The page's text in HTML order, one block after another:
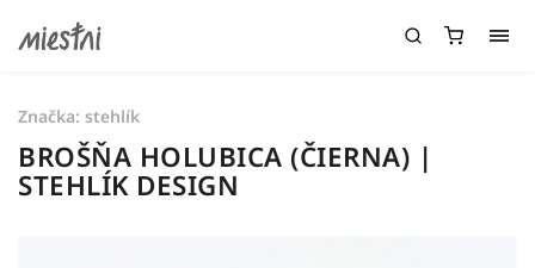
BROŠŇA HOLUBICA (ČIERNA) |
STEHLÍK DESIGN
Značka: stehlík